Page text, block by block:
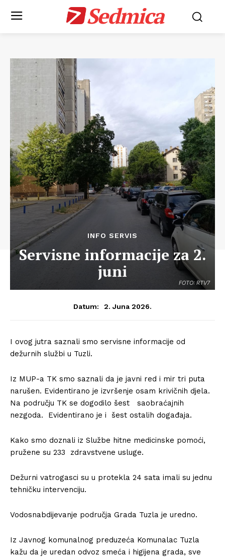
Sedmica
FOTO: RTV7
INFO SERVIS
Servisne informacije za 2.
juni
Datum: 2. Juna 2026.
I ovog jutra saznali smo servisne informacije od
dežurnih službi u Tuzli.
Iz MUP-a TK smo saznali da je javni red i mir tri puta
narušen. Evidentirano je izvršenje osam krivičnih djela.
Na području TK se dogodilo šest saobraćajnih
nezgoda. Evidentirano je i šest ostalih događaja.
Kako smo doznali iz Službe hitne medicinske pomoći,
pružene su 233 zdravstvene usluge.
Dežurni vatrogasci su u protekla 24 sata imali su jednu
tehničku intervenciju.
Vodosnabdijevanje područja Grada Tuzla je uredno.
Iz Javnog komunalnog preduzeća Komunalac Tuzla
kažu da je uredan odvoz smeća i higijena grada, sve